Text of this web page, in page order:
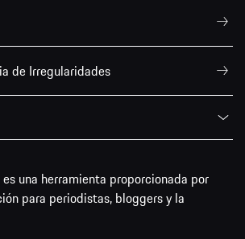
de Irregularidades
una herramienta proporcionada por
para periodistas, bloggers y la